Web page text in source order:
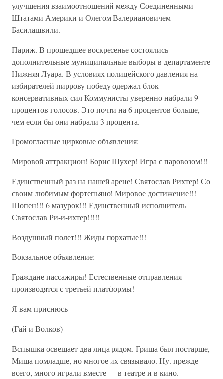
улучшения взаимоотношений между Соединенными
Штатами Америки и Олегом Валериановичем
Басилашвили.
Париж. В прошедшее воскресенье состоялись
дополнительные муниципальные выборы в департаменте
Нижняя Луара. В условиях полицейского давления на
избирателей пиррову победу одержал блок
консервативных сил Коммунисты уверенно набрали 9
процентов голосов. Это почти на 6 процентов больше,
чем если бы они набрали 3 процента.
Громогласные цирковые объявления:
Мировой аттракцион! Борис Шухер! Игра с паровозом!!!
Единственный раз на нашей арене! Святослав Рихтер! Со
своим любимым фортепьяно! Мировое достижение!!!
Шопен!!! 6 мазурок!!! Единственный исполнитель
Святослав Ри-и-ихтер!!!!!
Воздушный полет!!! Жиды порхатые!!!
Вокзальное объявление:
Граждане пассажиры! Естественные отправления
производятся с третьей платформы!
Я вам приснюсь
(Гай и Волков)
Вспышка освещает два лица рядом. Гриша был постарше,
Миша помладше, но многое их связывало. Ну. прежде
всего, много играли вместе — в театре и в кино.